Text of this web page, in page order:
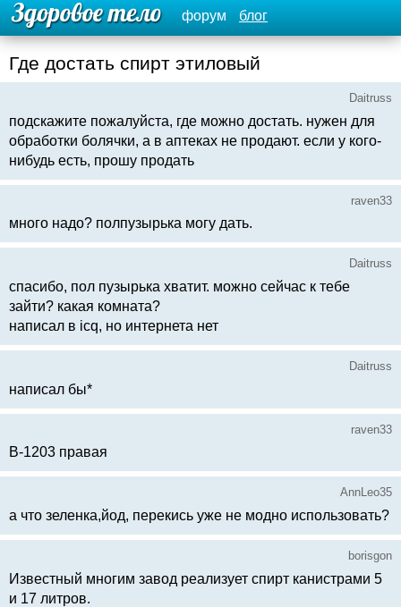
форум блог
Где достать спирт этиловый
Daitruss
подскажите пожалуйста, где можно достать. нужен для
обработки болячки, а в аптеках не продают. если у кого-
нибудь есть, прошу продать
raven33
много надо? полпузырька могу дать.
Daitruss
спасибо, пол пузырька хватит. можно сейчас к тебе
зайти? какая комната?
написал в icq, но интернета нет
Daitruss
написал бы*
raven33
В-1203 правая
AnnLeo35
а что зеленка,йод, перекись уже не модно использовать?
borisgon
Известный многим завод реализует спирт канистрами 5
и 17 литров.